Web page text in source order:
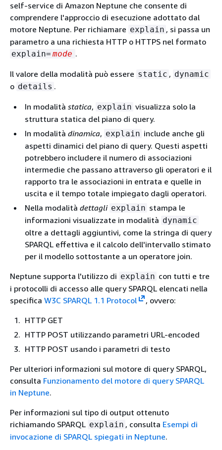
self-service di Amazon Neptune che consente di
comprendere l'approccio di esecuzione adottato dal
motore Neptune. Per richiamare explain , si passa un
parametro a una richiesta HTTP o HTTPS nel formato
explain= mode .
Il valore della modalità può essere static , dynamic
o details .
In modalità statica, explain visualizza solo la
struttura statica del piano di query.
In modalità dinamica, explain include anche gli
aspetti dinamici del piano di query. Questi aspetti
potrebbero includere il numero di associazioni
intermedie che passano attraverso gli operatori e il
rapporto tra le associazioni in entrata e quelle in
uscita e il tempo totale impiegato dagli operatori.
Nella modalità dettagli explain stampa le
informazioni visualizzate in modalità dynamic
oltre a dettagli aggiuntivi, come la stringa di query
SPARQL effettiva e il calcolo dell'intervallo stimato
per il modello sottostante a un operatore join.
Neptune supporta l'utilizzo di explain con tutti e tre
i protocolli di accesso alle query SPARQL elencati nella
specifica W3C SPARQL 1.1 Protocol
, ovvero:
HTTP GET
HTTP POST utilizzando parametri URL-encoded
HTTP POST usando i parametri di testo
Per ulteriori informazioni sul motore di query SPARQL,
consulta Funzionamento del motore di query SPARQL
in Neptune.
Per informazioni sul tipo di output ottenuto
richiamando SPARQL explain , consulta Esempi di
invocazione di SPARQL spiegati in Neptune.